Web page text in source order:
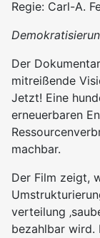
Regie: Carl-A.
Der
mitreißende
Jetzt! Eine
erneuerbaren
machbar.
Der Film zeigt,
verteilung
bezahlbar